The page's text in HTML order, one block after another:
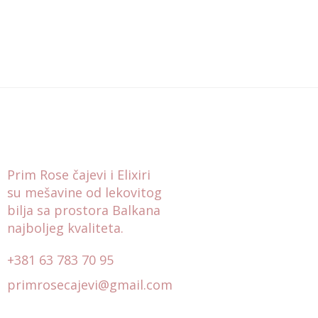
Prim Rose čajevi i Elixiri
su mešavine od lekovitog
bilja sa prostora Balkana
najboljeg kvaliteta.
+381 63 783 70 95
primrosecajevi@gmail.com